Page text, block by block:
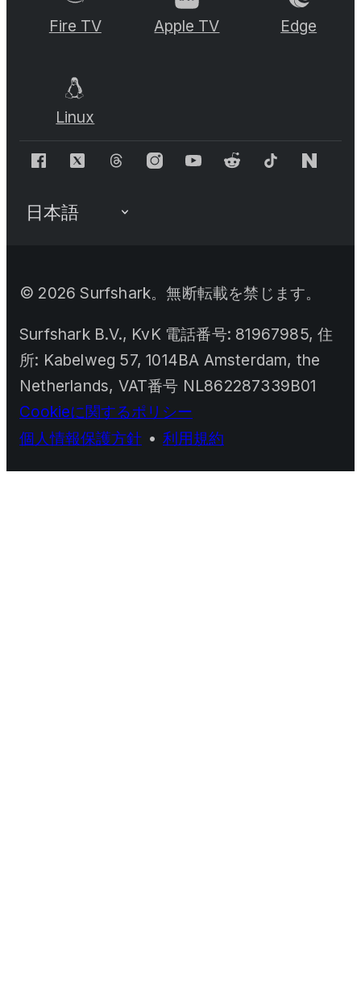
Fire TV Apple TV Edge
Linux
© 2026 Surfshark。無断転載を禁じます。
Surfshark B.V., KvK 電話番号: 81967985, 住
所: Kabelweg 57, 1014BA Amsterdam, the
Netherlands, VAT番号 NL862287339B01
Cookieに関するポリシー
個人情報保護方針 • 利用規約